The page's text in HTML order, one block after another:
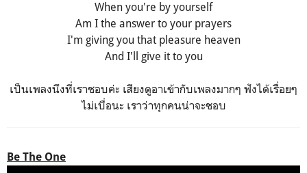
When you're by yourself
Am I the answer to your prayers
I'm giving you that pleasure heaven
And I'll give it to you
เป็นเพลงนึงที่เราชอบค่ะ เสียงดูอาเข้ากับเพลงมากๆ ฟังได้เรื่อยๆ
ไม่เบื่อนะ เราว่าทุกคนน่าจะชอบ
Be The One